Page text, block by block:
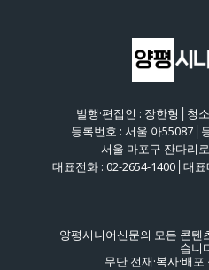
발행·편집인 : 장한형│청
등록번호 : 서울 아55087│
서울 마포구 잔다리
대표전화 : 02-2654-1400│대
양평시니어신문의 모든 콘텐
습니
무단 전재·복사·배